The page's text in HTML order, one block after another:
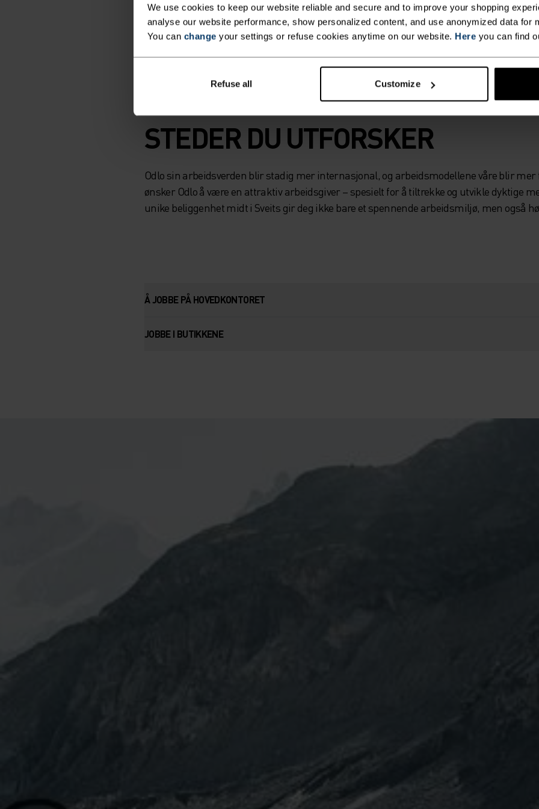
We use cookies to keep our website reliable and secure and to improve your shopping
analyse our website performance, show personalized content, and use anonymized data for
You can change your settings or refuse cookies anytime on our website. Here you can find
Refuse all Customize
Bli med i teamet vårt, så kan vi utvikle oss sammen.
STEDER DU UTFORSKER
Odlo sin arbeidsverden blir stadig mer internasjonal, og arbeidsmodellene våre blir mer
ønsker Odlo å være en attraktiv arbeidsgiver – spesielt for å tiltrekke og utvikle dyktige
unike beliggenhet midt i Sveits gir deg ikke bare et spennende arbeidsmiljø, men også
Å JOBBE PÅ HOVEDKONTORET
JOBBE I BUTIKKENE